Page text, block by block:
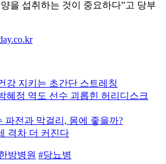
을 섭취하는 것이 중요하다”고 당부
강 지키는 초간단 스트레칭
혜정 역도 선수 괴롭힌 허리디스크
파전과 막걸리, 몸에 좋을까?
격차 더 커진다
방병원 #당뇨병